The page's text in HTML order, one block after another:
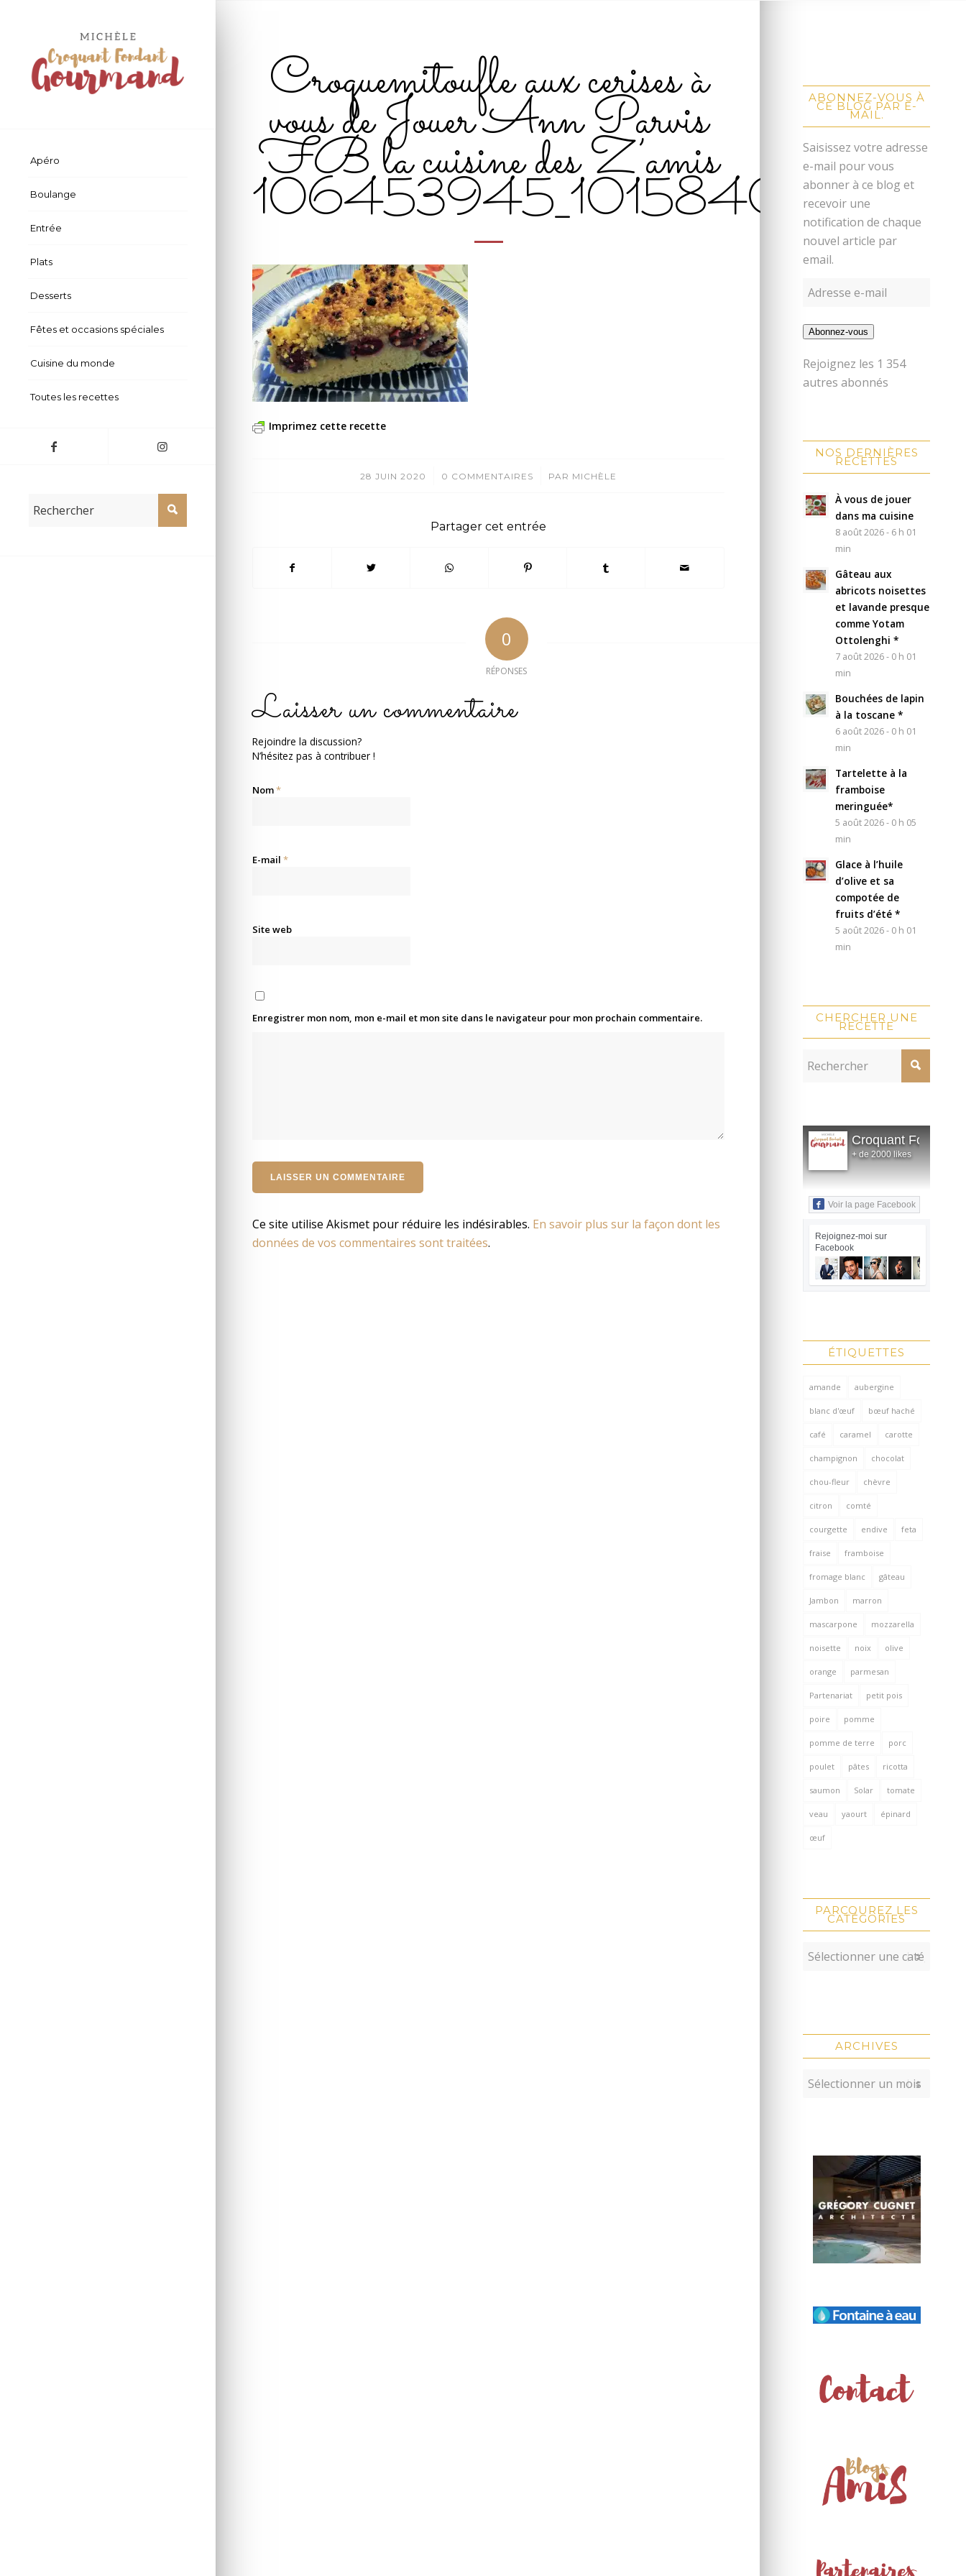
Apéro
Boulange
Entrée
Plats
Desserts
Fêtes et occasions spéciales
Cuisine du monde
Toutes les recettes
Croquemitoufle aux cerises à
vous de Jouer Ann Parvis
FB la cuisine des Z’amis
Imprimez cette recette
28 JUIN 2020
/ 0 COMMENTAIRES
/ PAR MICHÈLE
Partager cet entrée
0
RÉPONSES
Laisser un commentaire
Rejoindre la discussion?
N’hésitez pas à contribuer !
Nom*
E-mail *
Site web
Enregistrer mon nom, mon e-mail et mon site dans le navigateur pour mon prochain commentaire.
Ce site utilise Akismet pour réduire les indésirables. En savoir plus sur la façon dont les
données de vos commentaires sont traitées.
ABONNEZ-VOUS À
CE BLOG PAR E-
MAIL.
Saisissez votre adresse
e-mail pour vous
abonner à ce blog et
recevoir une
notification de chaque
nouvel article par
email.
Abonnez-vous
Rejoignez les 1 354
autres abonnés
NOS DERNIÈRES
RECETTES
À vous de jouer
dans ma cuisine
8 août 2026 - 6 h 01
min
Gâteau aux
abricots noisettes
et lavande presque
comme Yotam
Ottolenghi *
7 août 2026 - 0 h 01
min
Bouchées de lapin
à la toscane *
6 août 2026 - 0 h 01
min
Tartelette à la
framboise
meringuée*
5 août 2026 - 0 h 05
min
Glace à l’huile
d’olive et sa
compotée de
fruits d’été *
5 août 2026 - 0 h 01
min
CHERCHER UNE
RECETTE
Croquant Fondant
+ de 2000 likes
Voir la page Facebook
Rejoignez-moi sur
Facebook
ÉTIQUETTES
amande aubergine
blanc d'œuf bœuf haché
café caramel carotte
champignon chocolat
chou-fleur chèvre
citron comté
courgette endive feta
fraise framboise
fromage blanc gâteau
Jambon marron
mascarpone mozzarella
noisette noix olive
orange parmesan
Partenariat petit pois
poire pomme
pomme de terre porc
poulet pâtes ricotta
saumon Solar tomate
veau yaourt épinard
œuf
PARCOUREZ LES
CATÉGORIES
ARCHIVES